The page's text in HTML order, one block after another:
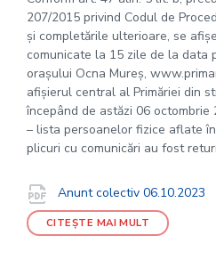
207/2015 privind Codul de
și completările ulterioare, se
comunicate la 15 zile de la data
orașului Ocna Mureș,
afișierul central al Primăriei din
începând de astăzi 06 octombrie
– lista persoanelor fizice aflate
plicuri cu comunicări au fost
Documente
Anunt colectiv 06.10.2023
CITEȘTE MAI MULT